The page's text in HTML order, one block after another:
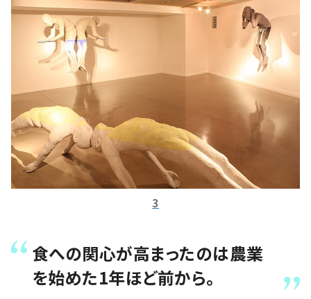
3
食への関心が高まったのは農業
を始めた1年ほど前から。